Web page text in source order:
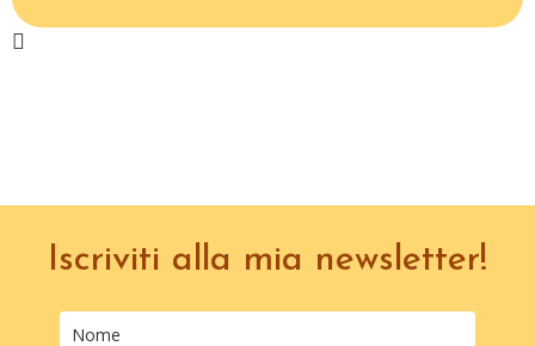
Iscriviti alla mia newsletter!